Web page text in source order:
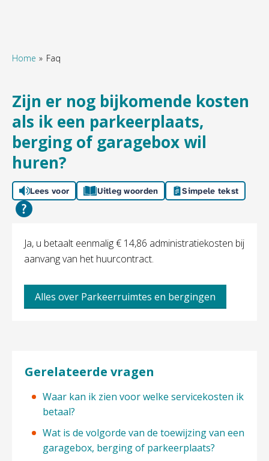
Naar hoofdinhoud
Naar hoofdnavigatiemenu
Naar zoeken
Home Faq
Zijn er nog bijkomende kosten
als ik een parkeerplaats,
berging of garagebox wil
huren?
Lees voor Uitleg woorden Simpele tekst
Algemeen
Ja, u betaalt eenmalig € 14,86 administratiekosten bij
aanvang van het huurcontract.
Alles over Parkeerruimtes en bergingen
Gerelateerde vragen
Waar kan ik zien voor welke servicekosten ik
betaal?
Wat is de volgorde van de toewijzing van een
garagebox, berging of parkeerplaats?